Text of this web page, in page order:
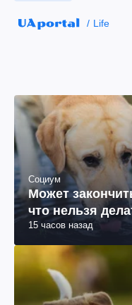
Life
Социум
Может
что нельзя
15 часов назад